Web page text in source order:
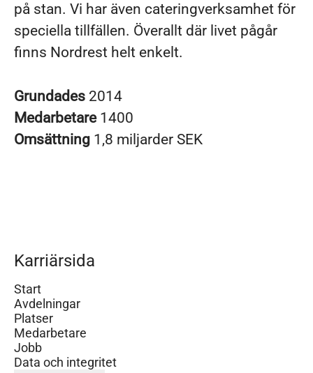
på stan. Vi har även cateringverksamhet för
speciella tillfällen. Överallt där livet pågår
finns Nordrest helt enkelt.
Grundades 2014
Medarbetare 1400
Omsättning 1,8 miljarder SEK
Karriärsida
Start
Avdelningar
Platser
Medarbetare
Jobb
Data och integritet